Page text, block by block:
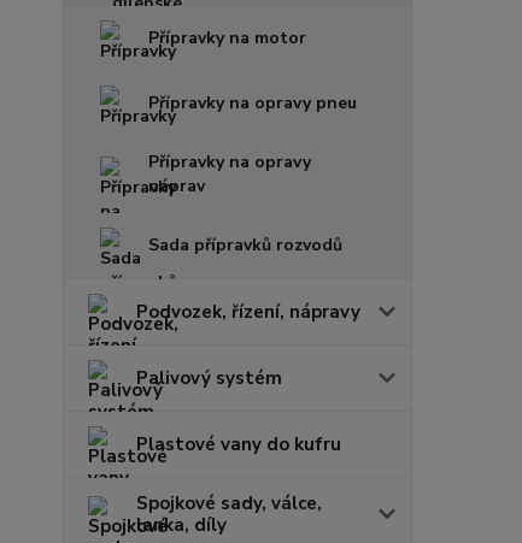
Přípravky na motor
Přípravky na opravy pneu
Přípravky na opravy
náprav
Sada přípravků rozvodů
Podvozek, řízení, nápravy
Palivový systém
Plastové vany do kufru
Spojkové sady, válce,
lanka, díly